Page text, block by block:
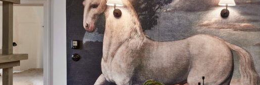
učení a budování vztahu žáků k místu;